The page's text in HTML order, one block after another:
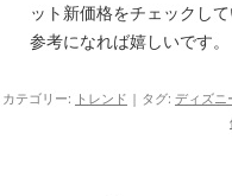
ット新価格をチェックし
参考になれば嬉しいです。
カテゴリー: トレンド | タグ: ディズニ